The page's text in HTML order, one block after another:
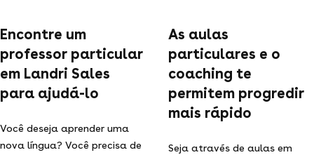
Encontre um
professor particular
em Landri Sales
para ajudá-lo
Você deseja aprender uma
nova língua? Você precisa de
As aulas
particulares e o
coaching te
permitem progredir
mais rápido
Seja através de aulas em